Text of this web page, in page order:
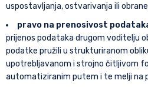
uspostavljanja, ostvarivanja ili
pravo na prenosivost
prijenos podataka drugom voditelju
podatke pružili u strukturiranom
upotrebljavanom i strojno čitljivom
automatiziranim putem i te melji na